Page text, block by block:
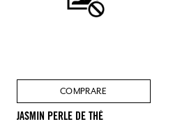
COMPRARE
JASMIN PERLE DE THÉ